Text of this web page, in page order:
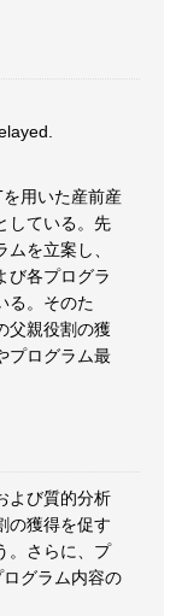
用いた産前産
している。先
を立案し、
び各プログラ
る。そのた
父親役割の獲
プログラム最
よび質的分析
の獲得を促す
。さらに、プ
グラム内容の